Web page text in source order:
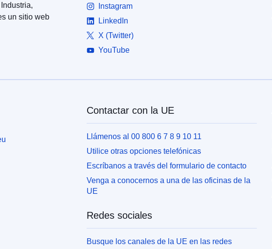
un sitio web
Instagram
LinkedIn
X (Twitter)
YouTube
Contactar con la UE
Llámenos al 00 800 6 7 8 9 10 11
Utilice otras opciones telefónicas
Escríbanos a través del formulario de contacto
Venga a conocernos a una de las oficinas de la
UE
Redes sociales
Busque los canales de la UE en las redes